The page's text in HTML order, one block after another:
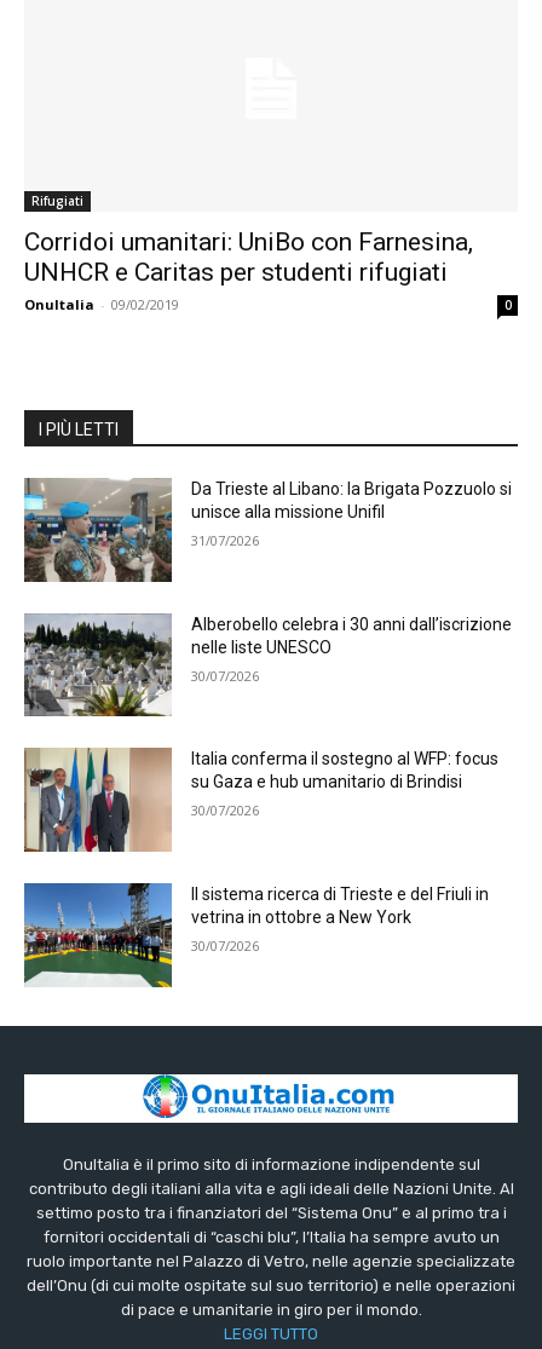
Rifugiati
Corridoi umanitari: UniBo con Farnesina,
UNHCR e Caritas per studenti rifugiati
OnuItalia - 09/02/2019 0
I PIÙ LETTI
Da Trieste al Libano: la Brigata Pozzuolo si
unisce alla missione Unifil
31/07/2026
Alberobello celebra i 30 anni dall’iscrizione
nelle liste UNESCO
30/07/2026
Italia conferma il sostegno al WFP: focus
su Gaza e hub umanitario di Brindisi
30/07/2026
Il sistema ricerca di Trieste e del Friuli in
vetrina in ottobre a New York
30/07/2026
OnuItalia è il primo sito di informazione indipendente sul
contributo degli italiani alla vita e agli ideali delle Nazioni Unite. Al
settimo posto tra i finanziatori del “Sistema Onu” e al primo tra i
fornitori occidentali di “caschi blu”, l’Italia ha sempre avuto un
ruolo importante nel Palazzo di Vetro, nelle agenzie specializzate
dell’Onu (di cui molte ospitate sul suo territorio) e nelle operazioni
di pace e umanitarie in giro per il mondo.
LEGGI TUTTO